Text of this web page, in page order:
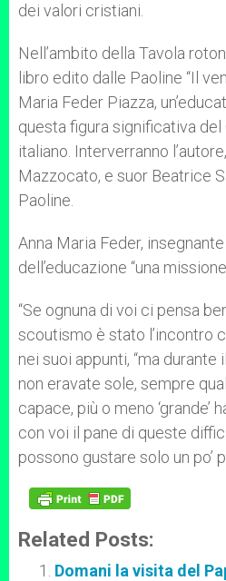
dei valori cristiani.
Nell’ambito della Tavola
libro edito dalle Paoline “Il
Maria Feder Piazza,
questa figura significativa
italiano. Interverranno
Mazzocato, e suor Beatrice
Paoline.
Anna Maria Feder,
dell’educazione “una
“Se ognuna di voi ci pensa
scoutismo è stato l’incontro
nei suoi appunti, “ma
non eravate sole, sempre
capace, più o meno ‘grande’
con voi il pane di queste
possono gustare solo un po’
Related Posts:
Domani la visita del